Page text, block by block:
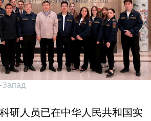
研人员已在中华人民共和国实